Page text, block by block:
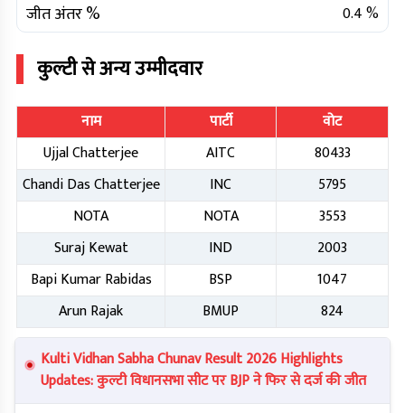
जीत अंतर % 0.4%
कुल्टीसे अन्य उम्मीदवार
नाम पार्टी
वोट
Ujjal Chatterjee
AITC
80433
Chandi Das Chatterjee
INC
5795
NOTA
NOTA
3553
Suraj Kewat
IND
2003
Bapi Kumar Rabidas
BSP
1047
Arun Rajak
BMUP
824
Kulti Vidhan Sabha Chunav Result 2026 Highlights
Updates: कुल्टी विधानसभा सीट पर BJP ने फिर से दर्ज की जीत